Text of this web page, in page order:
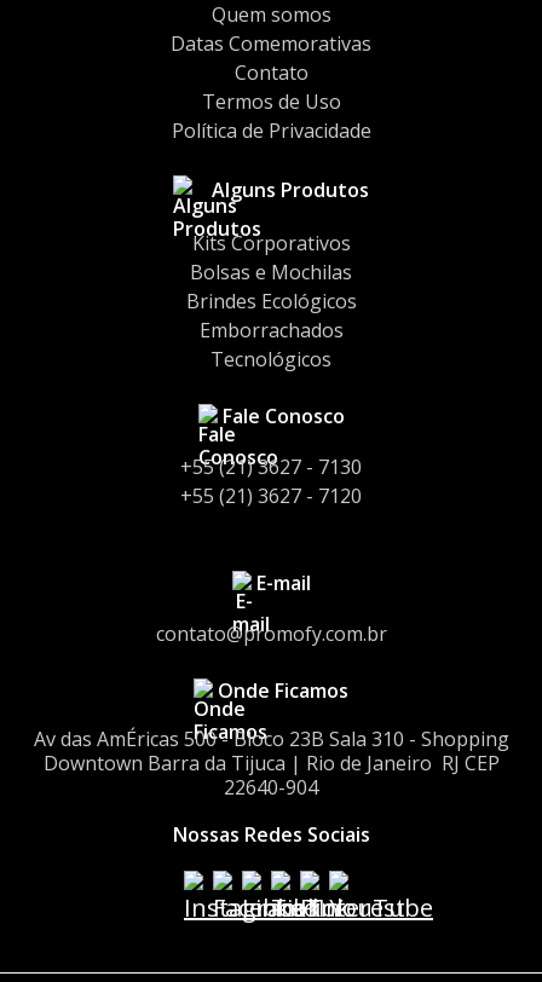
Quem somos
Datas Comemorativas
Contato
Termos de Uso
Política de Privacidade
Alguns Produtos
Kits Corporativos
Bolsas e Mochilas
Brindes Ecológicos
Emborrachados
Tecnológicos
Fale Conosco
+55 (21) 3627 - 7130
+55 (21) 3627 - 7120
E-mail
contato@promofy.com.br
Onde Ficamos
Av das AmÉricas 500 - Bloco 23Bㅤㅤ Sala 310 - Shopping
Downtownㅤㅤ Barra da Tijuca | Rio de Janeiro ㅤㅤ RJ CEP
22640-904
Nossas Redes Sociais